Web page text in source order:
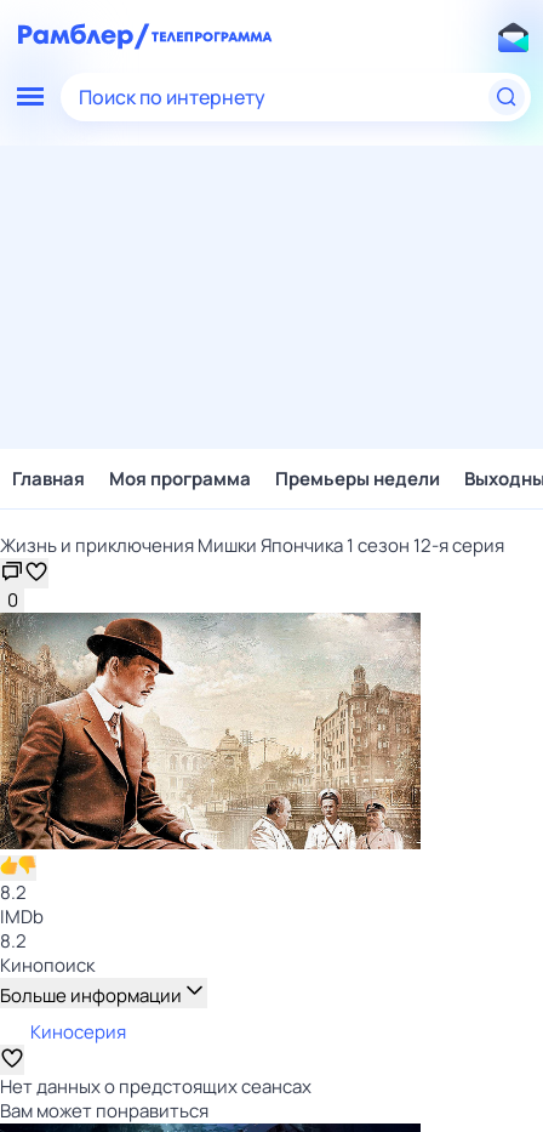
Поиск по интернету
Главная Моя программа Премьеры недели
Жизнь и приключения Мишки Япончика 1 сезон 12-я серия
0
8.2
IMDb
8.2
Кинопоиск
Больше информации
Киносерия
Нет данных о предстоящих сеансах
Вам может понравиться